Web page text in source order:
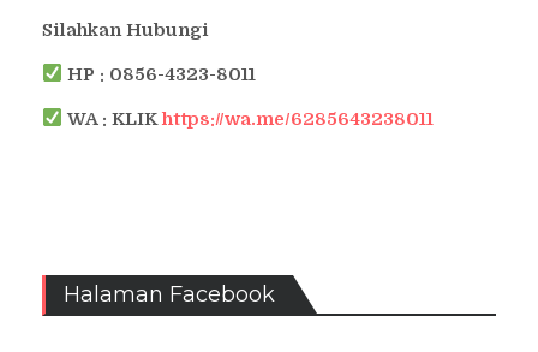
Silahkan Hubungi
HP : 0856-4323-8011
WA : KLIKhttps://wa.me/6285643238011
Halaman Facebook